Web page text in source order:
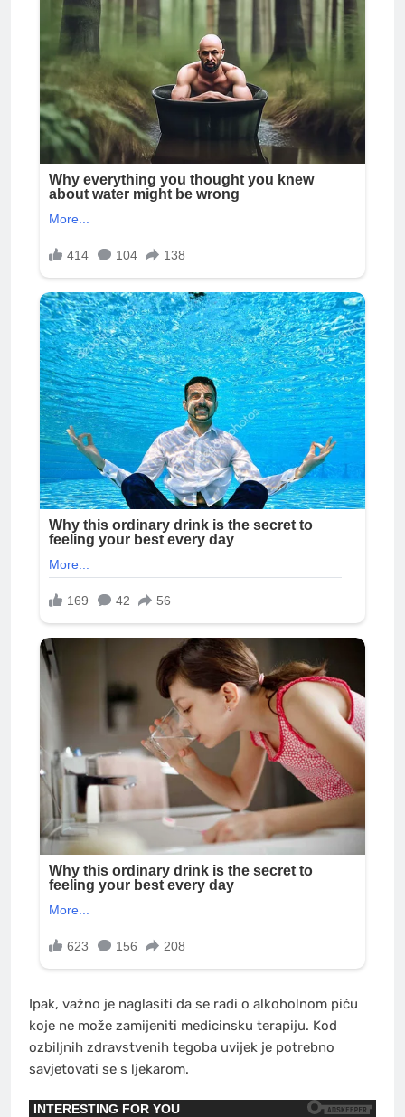
Ipak, važno je naglasiti da se radi o alkoholnom piću
koje ne može zamijeniti medicinsku terapiju. Kod
ozbiljnih zdravstvenih tegoba uvijek je potrebno
savjetovati se s ljekarom.